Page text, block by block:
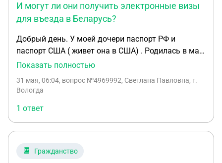
И могут ли они получить электронные визы
для въезда в Беларусь?
Добрый день. У моей дочери паспорт РФ и
паспорт США ( живет она в США) . Родилась в мае
2026 года внучка в США- паспорт США внучке
паспорта РФ для внучки очередь на 10 месяцев. У
живу сейчас в Беларуси. Могут ли моя дочь и
внучка прилететь ко мне в Беларусь как
граждане США по паспортам США? И могут ли они
получить электронные визы для въезда в
Беларусь? Не возникнут ли при въезде в РБ и
Показать полностью
31 мая, 06:04, вопрос №4969992, Светлана Павловна, г.
Вологда
1 ответ
Гражданство